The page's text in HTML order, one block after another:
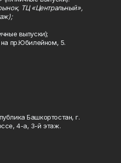
ТЦ «Центральный»,
выпуски);
на пр.Юбилейном, 5.
Башкортостан, г.
4-а, 3-й этаж.